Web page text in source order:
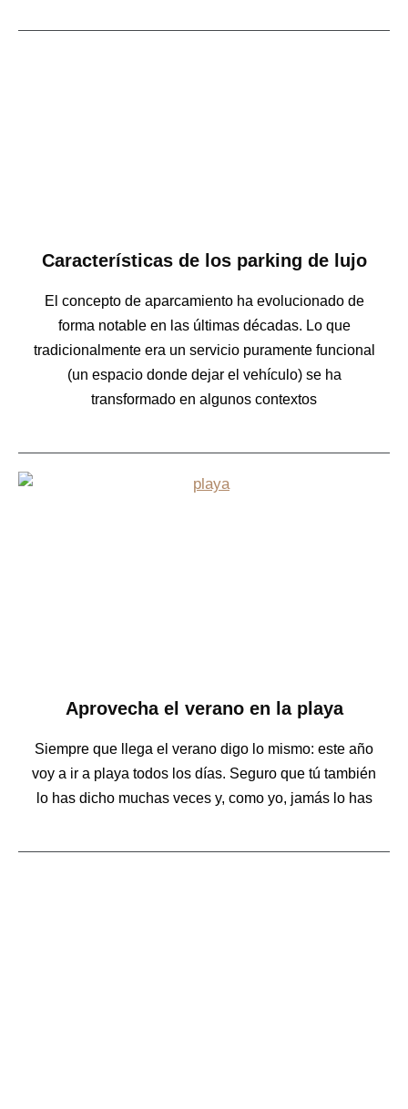
Características de los parking de lujo
El concepto de aparcamiento ha evolucionado de
forma notable en las últimas décadas. Lo que
tradicionalmente era un servicio puramente funcional
(un espacio donde dejar el vehículo) se ha
transformado en algunos contextos
Aprovecha el verano en la playa
Siempre que llega el verano digo lo mismo: este año
voy a ir a playa todos los días. Seguro que tú también
lo has dicho muchas veces y, como yo, jamás lo has